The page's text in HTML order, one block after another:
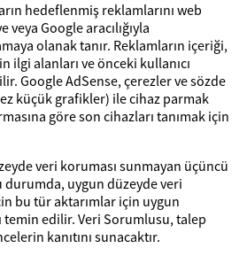
hedeflenmiş reklamlarını web
Google aracılığıyla
olanak tanır. Reklamların içeriği,
ilgi alanları ve önceki kullanıcı
Google AdSense, çerezler ve sözde
küçük grafikler) ile cihaz parmak
göre son cihazları tanımak için
veri koruması sunmayan üçüncü
durumda, uygun düzeyde veri
bu tür aktarımlar için uygun
temin edilir. Veri Sorumlusu, talep
kanıtını sunacaktır.